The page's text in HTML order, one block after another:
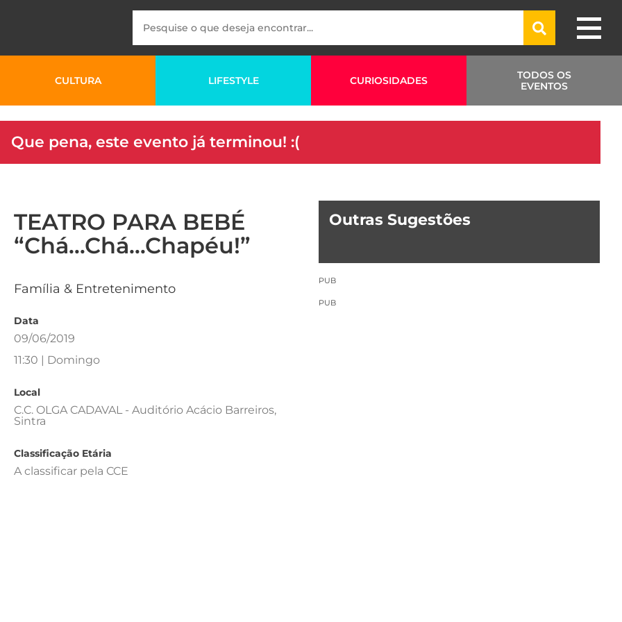
CULTURA LIFESTYLE CURIOSIDADES
TODOS OS
EVENTOS
Que pena, este evento já terminou! :(
TEATRO PARA BEBÉ
“Chá…Chá…Chapéu!”
Família & Entretenimento
Data
09/06/2019
11:30 | Domingo
Local
C.C. OLGA CADAVAL - Auditório Acácio Barreiros,
Sintra
Classificação Etária
A classificar pela CCE
Outras Sugestões
PUB
PUB